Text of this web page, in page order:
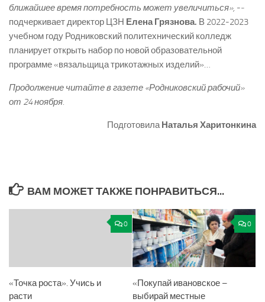
ближайшее время потребность может увеличиться», -­
подчеркивает директор ЦЗН Елена Грязнова. В 2022­-2023
учебном году Родниковский политехнический колледж
планирует открыть набор по новой образовательной
программе «вязальщица трикотажных изделий»…
Продолжение читайте в газете «Родниковский рабочий»
от 24 ноября.
ПодготовилаНаталья Харитонкина
ВАМ МОЖЕТ ТАКЖЕ ПОНРАВИТЬСЯ...
0
«Точка роста». Учись и
расти
0
«Покупай ивановское –
выбирай местные